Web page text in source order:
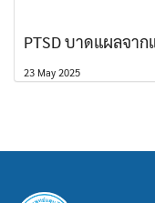
PTSD บาดแผลจา
23 May 2025